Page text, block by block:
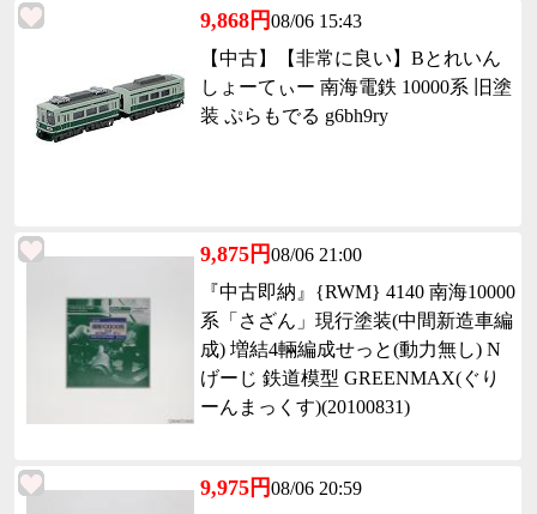
9,868円08/06 15:43
【中古】【非常に良い】Bとれいん
しょーてぃー 南海電鉄 10000系 旧塗
装 ぷらもでる g6bh9ry
9,875円08/06 21:00
『中古即納』{RWM} 4140 南海10000
系「さざん」現行塗装(中間新造車編
成) 増結4輛編成せっと(動力無し) N
げーじ 鉄道模型 GREENMAX(ぐり
ーんまっくす)(20100831)
9,975円08/06 20:59